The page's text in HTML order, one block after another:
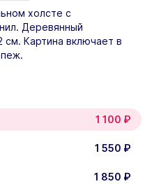
холсте с
Деревянный
Картина включает в
1 100 ₽
1 550 ₽
1 850 ₽